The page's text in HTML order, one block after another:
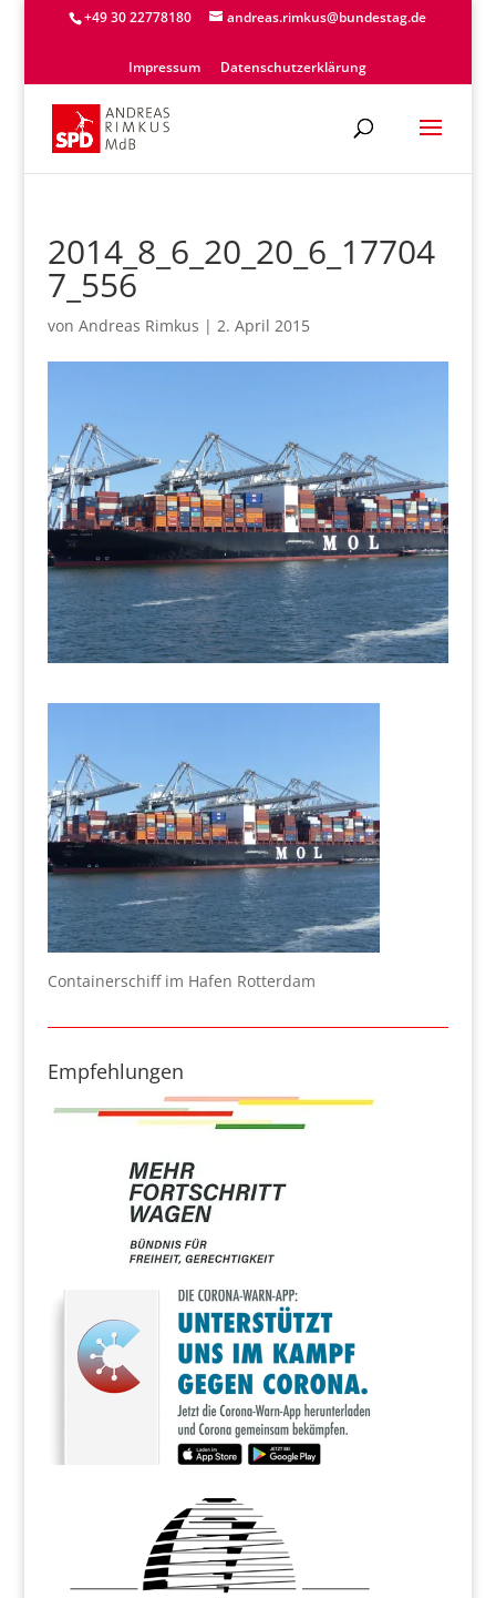
+49 30 22778180 andreas.rimkus@bundestag.de
Impressum Datenschutzerklärung
2014_8_6_20_20_6_17704
7_556
von Andreas Rimkus | 2. April 2015
Containerschiff im Hafen Rotterdam
Empfehlungen